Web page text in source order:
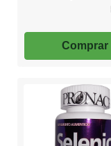
Comprar